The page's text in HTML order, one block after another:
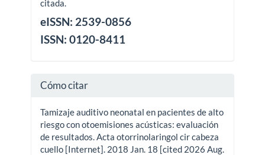
citada.
eISSN: 2539-0856
ISSN: 0120-8411
Cómo citar
Tamizaje auditivo neonatal en pacientes de alto
riesgo con otoemisiones acústicas: evaluación
de resultados. Acta otorrinolaringol cir cabeza
cuello [Internet]. 2018 Jan. 18 [cited 2026 Aug.